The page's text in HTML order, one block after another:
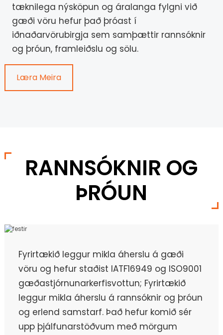
tæknilega nýsköpun og áralanga fylgni við
gæði vöru hefur það þróast í
iðnaðarvörubirgja sem samþættir rannsóknir
og þróun, framleiðslu og sölu.
Læra Meira
RANNSÓKNIR OG
ÞRÓUN
Fyrirtækið leggur mikla áherslu á gæði
vöru og hefur staðist IATF16949 og ISO9001
gæðastjórnunarkerfisvottun; Fyrirtækið
leggur mikla áherslu á rannsóknir og þróun
og erlend samstarf. Það hefur komið sér
upp þjálfunarstöðvum með mörgum